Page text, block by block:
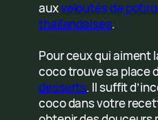
auxveloutés de
thaïlandaises.
Pour ceux qui aiment
coco trouve sa place
desserts. Il suffit
coco dans votre